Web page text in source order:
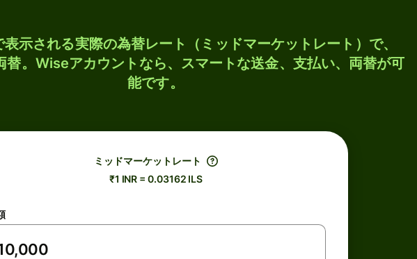
示される実際の為替レート（ミッドマーケットレート）で、
替。Wiseアカウントなら、スマートな送金、支払い、両替が可
能です。
ミッドマーケットレート
₹1 INR = 0.03162 ILS